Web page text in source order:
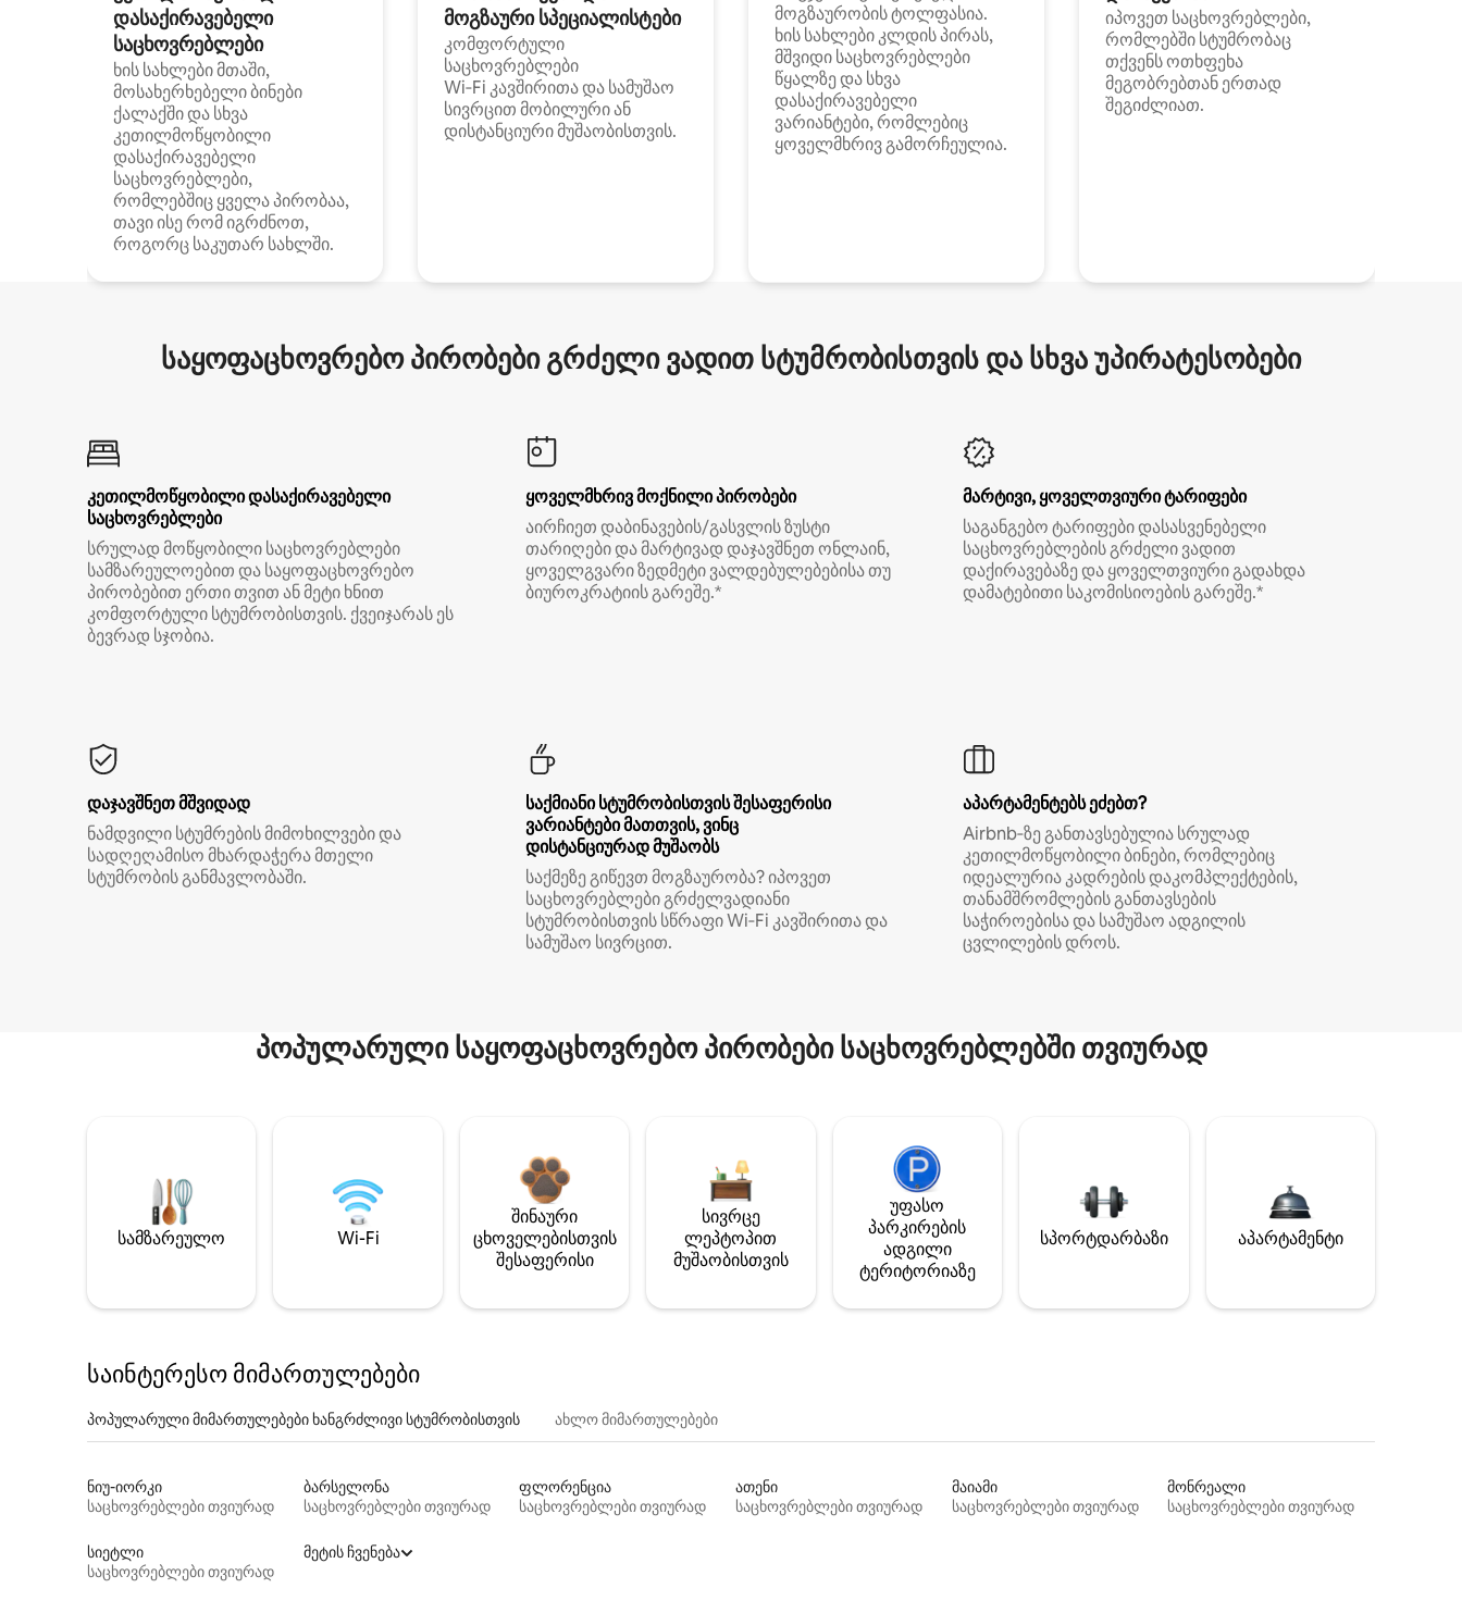
დასაქირავებელი
საცხოვრებლები
ხის სახლები მთაში,
მოსახერხებელი ბინები
ქალაქში და სხვა
კეთილმოწყობილი
დასაქირავებელი
საცხოვრებლები,
რომლებშიც ყველა პირობაა,
თავი ისე რომ იგრძნოთ,
როგორც საკუთარ სახლში.
მოგზაური სპეციალისტები
კომფორტული
საცხოვრებლები
Wi‑Fi კავშირითა და სამუშაო
სივრცით მობილური ან
დისტანციური მუშაობისთვის.
მოგზაურობის ტოლფასია.
ხის სახლები კლდის პირას,
მშვიდი საცხოვრებლები
წყალზე და სხვა
დასაქირავებელი
ვარიანტები, რომლებიც
ყოველმხრივ გამორჩეულია.
იპოვეთ საცხოვრებლები,
რომლებში სტუმრობაც
თქვენს ოთხფეხა
მეგობრებთან ერთად
შეგიძლიათ.
საყოფაცხოვრებო პირობები გრძელი ვადით სტუმრობისთვის და სხვა უპირატესობები
კეთილმოწყობილი დასაქირავებელი
საცხოვრებლები
სრულად მოწყობილი საცხოვრებლები
სამზარეულოებით და საყოფაცხოვრებო
პირობებით ერთი თვით ან მეტი ხნით
კომფორტული სტუმრობისთვის. ქვეიჯარას ეს
ბევრად სჯობია.
ყოველმხრივ მოქნილი პირობები
აირჩიეთ დაბინავების/გასვლის ზუსტი
თარიღები და მარტივად დაჯავშნეთ ონლაინ,
ყოველგვარი ზედმეტი ვალდებულებებისა თუ
ბიუროკრატიის გარეშე.*
მარტივი, ყოველთვიური ტარიფები
საგანგებო ტარიფები დასასვენებელი
საცხოვრებლების გრძელი ვადით
დაქირავებაზე და ყოველთვიური გადახდა
დამატებითი საკომისიოების გარეშე.*
დაჯავშნეთ მშვიდად
ნამდვილი სტუმრების მიმოხილვები და
სადღეღამისო მხარდაჭერა მთელი
სტუმრობის განმავლობაში.
საქმიანი სტუმრობისთვის შესაფერისი
ვარიანტები მათთვის, ვინც
დისტანციურად მუშაობს
საქმეზე გიწევთ მოგზაურობა? იპოვეთ
საცხოვრებლები გრძელვადიანი
სტუმრობისთვის სწრაფი Wi‑Fi კავშირითა და
სამუშაო სივრცით.
აპარტამენტებს ეძებთ?
Airbnb‑ზე განთავსებულია სრულად
კეთილმოწყობილი ბინები, რომლებიც
იდეალურია კადრების დაკომპლექტების,
თანამშრომლების განთავსების
საჭიროებისა და სამუშაო ადგილის
ცვლილების დროს.
პოპულარული საყოფაცხოვრებო პირობები საცხოვრებლებში თვიურად
სამზარეულო Wi-Fi
შინაური
ცხოველებისთვის
შესაფერისი
სივრცე
ლეპტოპით
მუშაობისთვის
უფასო
პარკირების
ადგილი
ტერიტორიაზე
სპორტდარბაზი აპარტამენტი
საინტერესო მიმართულებები
პოპულარული მიმართულებები ხანგრძლივი სტუმრობისთვის ახლო მიმართულებები
ნიუ-იორკი
საცხოვრებლები თვიურად
ბარსელონა
საცხოვრებლები თვიურად
ფლორენცია
საცხოვრებლები თვიურად
ათენი
საცხოვრებლები თვიურად
მაიამი
საცხოვრებლები თვიურად
მონრეალი
საცხოვრებლები თვიურად
სიეტლი
საცხოვრებლები თვიურად
მეტის ჩვენება